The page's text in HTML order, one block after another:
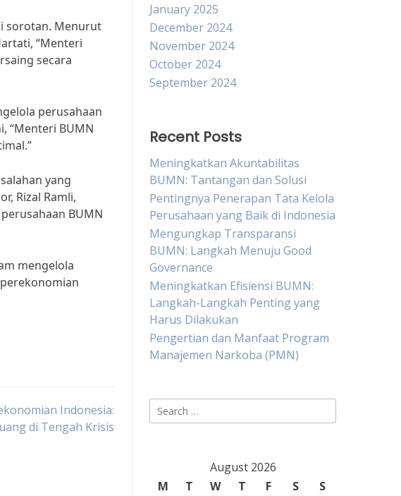
sorotan. Menurut
“Menteri
secara
perusahaan
“Menteri BUMN
yang
Rizal Ramli,
BUMN
mengelola
Indonesia:
di Tengah Krisis
January 2025
December 2024
November 2024
October 2024
September 2024
Recent Posts
Meningkatkan Akuntabilitas
BUMN: Tantangan dan Solusi
Pentingnya Penerapan Tata Kelola
Perusahaan yang Baik di Indonesia
Mengungkap Transparansi
BUMN: Langkah Menuju Good
Governance
Meningkatkan Efisiensi BUMN:
Langkah-Langkah Penting yang
Harus Dilakukan
Pengertian dan Manfaat Program
Manajemen Narkoba (PMN)
Search
for:
August 2026
M
T W T F S
S